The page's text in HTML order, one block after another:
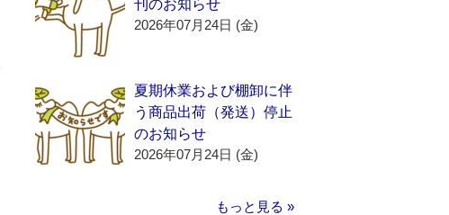
刊のお知らせ
2026年07月24日 (金)
夏期休業および棚卸に伴
う商品出荷（発送）停止
のお知らせ
2026年07月24日 (金)
もっと見る »